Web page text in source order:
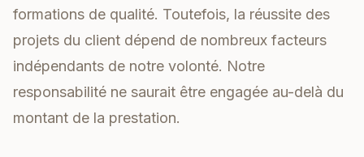
formations de qualité. Toutefois, la réussite des
projets du client dépend de nombreux facteurs
indépendants de notre volonté. Notre
responsabilité ne saurait être engagée au-delà du
montant de la prestation.